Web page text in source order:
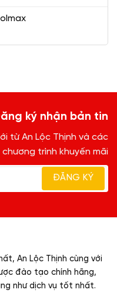
ký nhận bản tin
từ An Lộc Thịnh và các
chương trình khuyến mãi
An Lộc Thịnh cùng với
đào tạo chính hãng,
như dịch vụ tốt nhất.